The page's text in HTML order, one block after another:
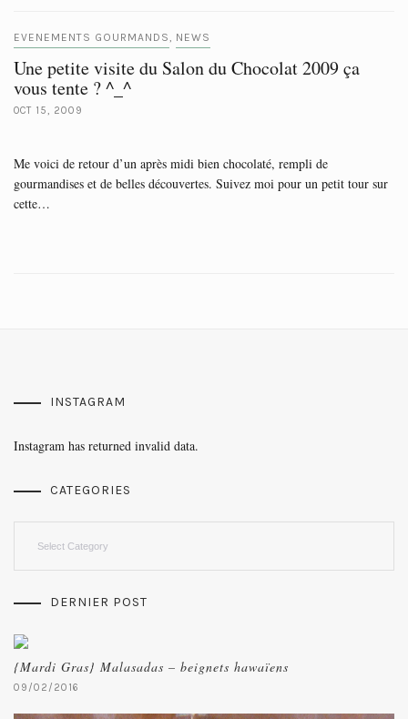
EVENEMENTS GOURMANDS, NEWS
Une petite visite du Salon du Chocolat 2009 ça
vous tente ? ^_^
OCT 15, 2009
Me voici de retour d’un après midi bien chocolaté, rempli de
gourmandises et de belles découvertes. Suivez moi pour un petit tour sur
cette…
INSTAGRAM
Instagram has returned invalid data.
CATEGORIES
DERNIER POST
{Mardi Gras} Malasadas – beignets hawaïens
09/02/2016